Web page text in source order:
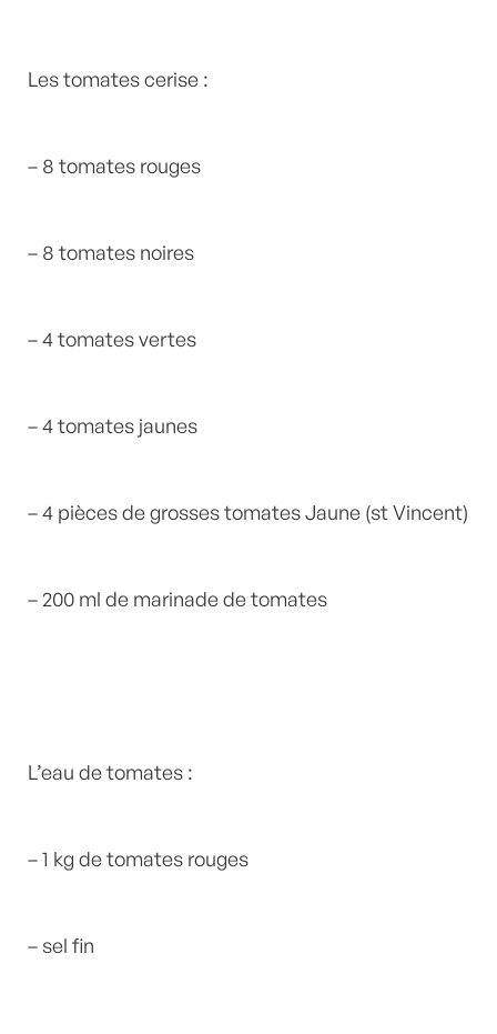
Les tomates cerise :
– 8 tomates rouges
– 8 tomates noires
– 4 tomates vertes
– 4 tomates jaunes
– 4 pièces de grosses tomates Jaune (st Vincent)
– 200 ml de marinade de tomates
L’eau de tomates :
– 1 kg de tomates rouges
– sel fin